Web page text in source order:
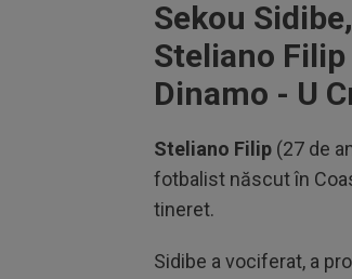
Sekou
Steliano Filip
Dinamo - U
Steliano Filip (27 de
fotbalist născut în
tineret.
Sidibe a vociferat, a